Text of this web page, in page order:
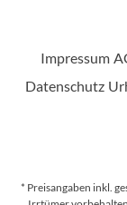
Impressum
Datenschutz
* Preisangaben inkl.